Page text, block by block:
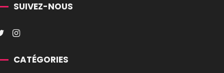
SUIVEZ-NOUS
CATÉGORIES